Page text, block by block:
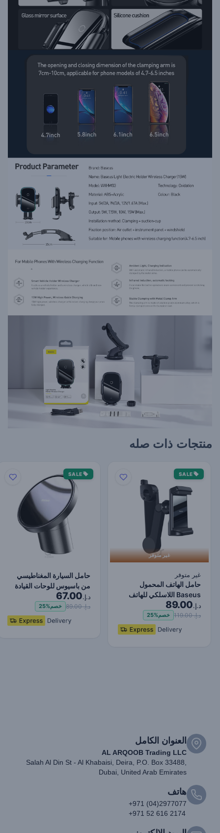
منتجات ذات صله
SALE
غير متوفر
غير متوفر
حامل الهاتف المحمول
Baseus اللاسلكي للهاتف
للسيارة مع دوران 360…
د.إ.89.00
د.إ. 119.00 خصم25%
SALE
حامل السيارة المغناطيسي
من باسيوس للوحات القيادة
ومخارج الهواء (…
د.إ.67.00
د.إ. 89.00 خصم25%
العنوان الكامل
AL ARQOOB Trading LLC
Salah Al Din St - Al Khabaisi, Deira, P.O. Box 33488,
Dubai, United Arab Emirates
هاتف
+971 (04)2977077
+971 52 616 2174